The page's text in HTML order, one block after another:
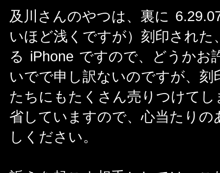
及川さんのやつは、裏に
いほど浅くですが）刻印された
る iPhone ですので、どうかお
いでで申し訳ないのですが、
たちにもたくさん売りつけて
省していますので、心当たり
しください。